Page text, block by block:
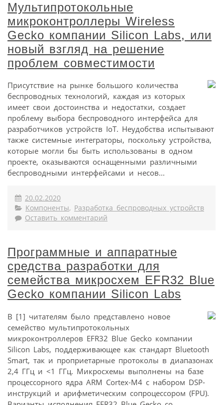
Мультипротокольные
микроконтроллеры Wireless
Gecko компании Silicon Labs, или
новый взгляд на решение
проблем совместимости
Присутствие на рынке большого количества
беспроводных технологий, каждая из которых
имеет свои достоинства и недостатки, создает
проблему выбора беспроводного интерфейса для
разработчиков устройств IoT. Неудобства испытывают
также системные интеграторы, поскольку устройства,
которые могли бы быть использованы в одном
проекте, оказываются оснащенными различными
беспроводными интерфейсами и несов...
20.02.2020
Компоненты, Разработка беспроводных устройств
Оставить комментарий
Программные и аппаратные
средства разработки для
семейства микросхем EFR32 Blue
Gecko компании Silicon Labs
В [1] читателям было представлено новое
семейство мультипротокольных
микроконтроллеров EFR32 Blue Gecko компании
Silicon Labs, поддерживающее как стандарт Bluetooth
Smart, так и проприетарные протоколы в диапазонах
2,4 ГГц и <1 ГГц. Микросхемы выполнены на базе
процессорного ядра ARM Cortex-M4 с набором DSP-
инструкций и арифметическим сопроцессором (FPU).